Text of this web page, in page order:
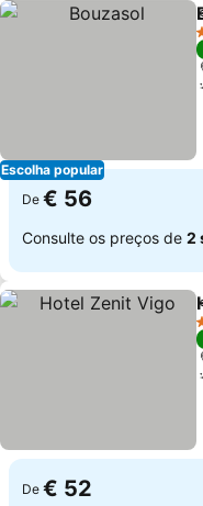
Escolha popular
De € 56
Consulte os preços de 2
De € 52